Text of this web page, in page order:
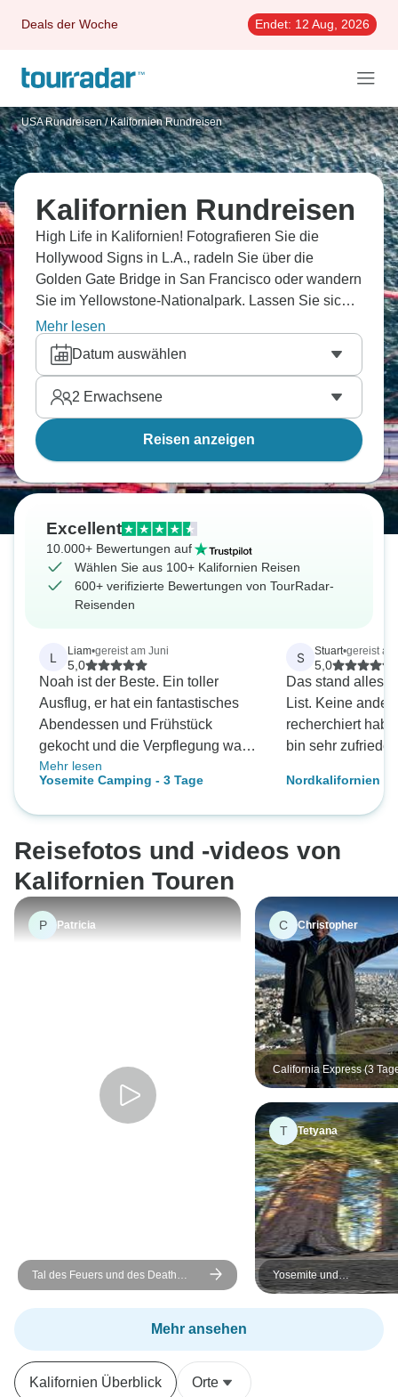
Deals der Woche Endet: 12 Aug, 2026
USA Rundreisen / Kalifornien Rundreisen
Kalifornien Rundreisen
High Life in Kalifornien! Fotografieren Sie die
Hollywood Signs in L.A., radeln Sie über die
Golden Gate Bridge in San Francisco oder wandern
Sie im Yellowstone-Nationalpark. Lassen Sie sich
von den Panoramen des Death Valley
Nationalparks verzaubern und gehen Sie in Santa
Barbara eine Runde surfen! Egal, ob allein, zu zweit
oder lieber mit der
perfekte Rundreise für jeden Reisetyp.
Mehr lesen
Datum auswählen
2 Erwachsene
Reisen anzeigen
Excellent
10.000+ Bewertungen auf
Wählen Sie aus 100+ Kalifornien Reisen
600+ verifizierte Bewertungen von TourRadar-
Reisenden
L Liam•gereist am Juni
5,0
Noah ist der Beste. Ein toller
Ausflug, er hat ein fantastisches
Abendessen und Frühstück
gekocht und die Verpflegung war
fantastisch. Noah ist wirklich der
beste Führer für diese Tour
Mehr lesen
Yosemite Camping - 3 Tage
S Stuart•gereist
5,0
Das stand alles
List. Keine andere Tour, die ich
recherchiert habe,
bin sehr
Nordkalifornien
Reisefotos und -videos von
Kalifornien Touren
P Patricia
Tal des Feuers und des Death
Valley
C Christopher
California Express (3
T Tetyana
Yosemite und
Riesenmammutbaum-
Mehr ansehen
Kalifornien Überblick Orte